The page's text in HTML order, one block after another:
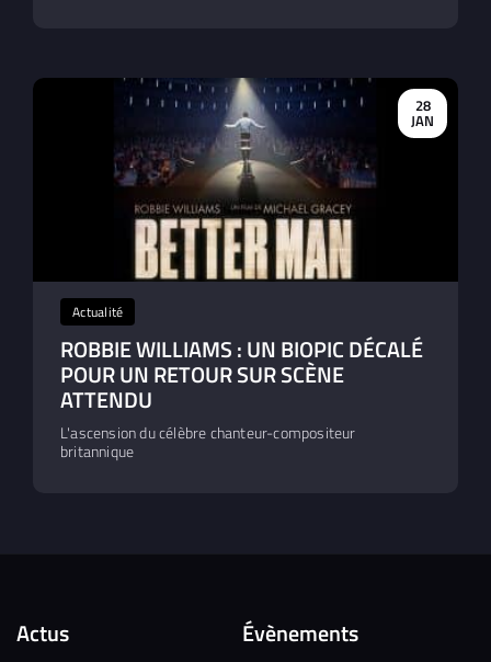
28
JAN
Actualité
ROBBIE WILLIAMS : UN BIOPIC DÉCALÉ
POUR UN RETOUR SUR SCÈNE
ATTENDU
L'ascension du célèbre chanteur-compositeur
britannique
Actus Évènements